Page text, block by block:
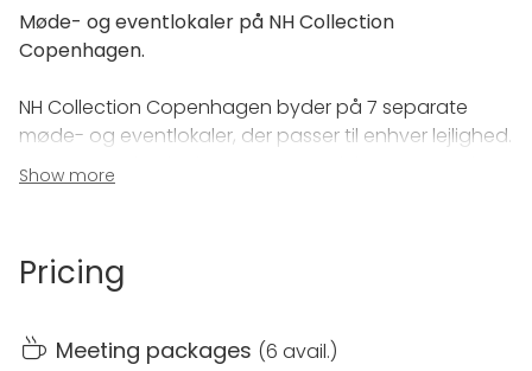
Møde- og eventlokaler på NH Collection
Copenhagen.
NH Collection Copenhagen byder på 7 separate
møde- og eventlokaler, der passer til enhver lejlighed.
Uanset om du planlægger en produktpræsentation,
en teambuilding-dag eller en cocktailfest, har vi det
NH Collection Copenhagen tilbyder over 900
mødelokaler er placeret på lobby-niveau med
direkte adgang fra havnepromenaden. Vores lokale
Show more
Pricing
Meeting packages (6 avail.)